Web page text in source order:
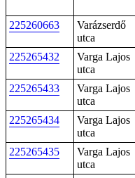
225260663
Varázserdő
utca
225265432
Varga Lajos
utca
225265433
Varga Lajos
utca
225265434
Varga Lajos
utca
225265435
Varga Lajos
utca